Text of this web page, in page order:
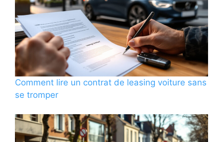
Comment lire un contrat de leasing voiture sans
se tromper